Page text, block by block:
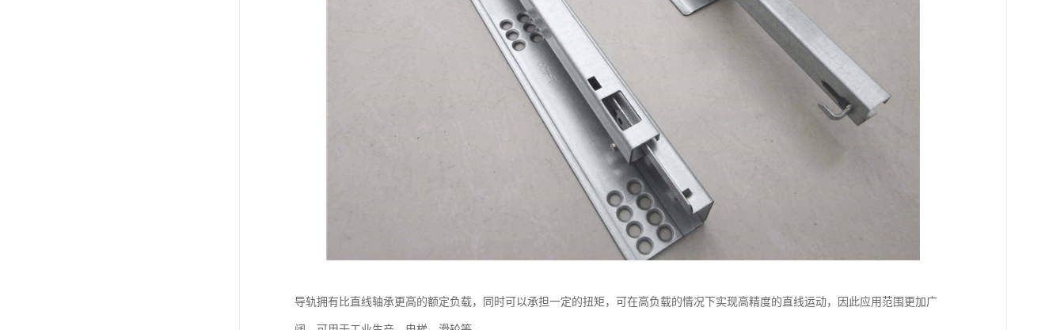
导轨拥有比直线轴承更高的额定负载，同时可以承担一定的扭矩，可在高负载的情况下实现高精度的直线运动，因此应用范围更加广